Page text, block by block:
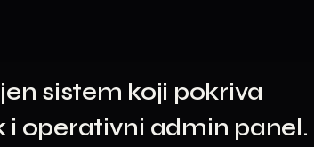
sistem koji pokriva
operativni admin panel.